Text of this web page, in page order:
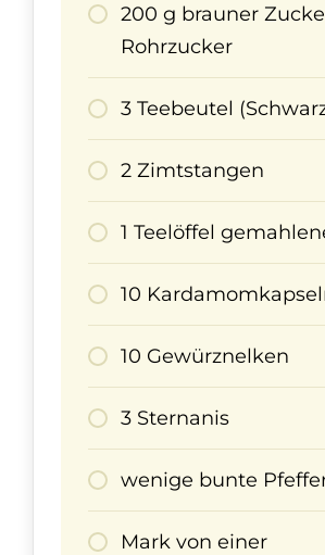
200 g brauner
Rohrzucker
3 Teebeutel
2 Zimtstangen
1 Teelöffel
10
10 Gewürznelken
3 Sternanis
wenige bunte
Mark von einer